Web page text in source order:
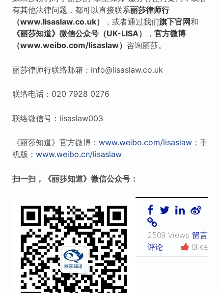
有其他法律问题，都可以直接联系丽莎律师行
（www.lisaslaw.co.uk）
，或者通过我们旗下官网和
《丽莎知道》微信公众号（UK-LISA）
， 官方微博
（www.weibo.com/lisaslaw） 咨询丽莎。
丽莎律师行联络邮箱：info@lisaslaw.co.uk
联络电话：020 7928 0276
联络微信号：lisaslaw003
《丽莎知道》官方微博： www.weibo.com/lisaslaw；手
机版： www.weibo.cn/lisaslaw
扫一扫，《丽莎知道》微信公众号：
2509 Views 留言
评论
0like